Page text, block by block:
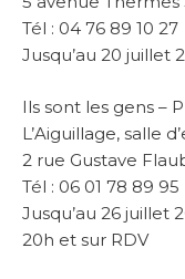
Tél : 04 76 89 10 27
Jusqu’au 20 juillet
Ils sont les gens –
L’Aiguillage, salle
2 rue Gustave
Tél : 06 01 78 89 95
Jusqu’au 26 juillet
20h et sur RDV